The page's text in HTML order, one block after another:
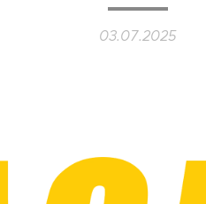
03.07.2025